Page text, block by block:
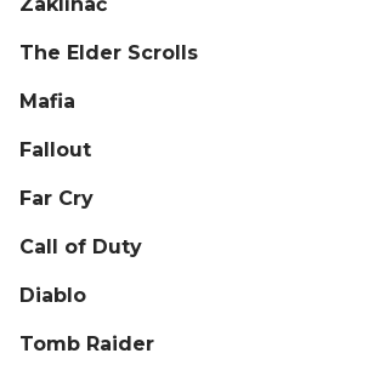
The Elder Scrolls
Mafia
Fallout
Far Cry
Call of Duty
Diablo
Tomb Raider